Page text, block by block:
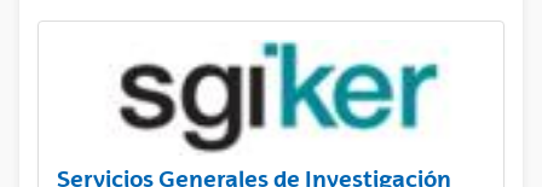
Servicios Generales de Investigación